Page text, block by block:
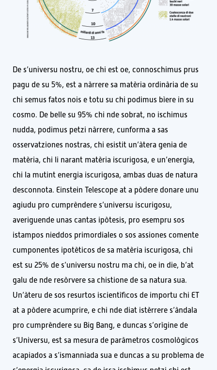
De s’universu nostru, oe chi est oe, connoschimus prus
pagu de su 5%, est a nàrrere sa matèria ordinària de su
chi semus fatos nois e totu su chi podimus bìere in su
cosmo. De belle su 95% chi nde sobrat, no ischimus
nudda, podimus petzi nàrrere, cunforma a sas
osservatziones nostras, chi esistit un’àtera genia de
matèria, chi li narant matèria iscurigosa, e un’energia,
chi la mutint energia iscurigosa, ambas duas de natura
desconnota. Einstein Telescope at a pòdere donare unu
agiudu pro cumprèndere s’universu iscurigosu,
averiguende unas cantas ipòtesis, pro esempru sos
istampos nieddos primordiales o sos assiones comente
cumponentes ipotèticos de sa matèria iscurigosa, chi
est su 25% de s’universu nostru ma chi, oe in die, b’at
galu de nde resòrvere sa chistione de sa natura sua.
Un’àteru de sos resurtos iscientìficos de importu chi ET
at a pòdere acumprire, e chi nde diat istèrrere s’àndala
pro cumprèndere su Big Bang, e duncas s’orìgine de
s’Universu, est sa mesura de paràmetros cosmològicos
acapiados a s’ismanniada sua e duncas a su problema de